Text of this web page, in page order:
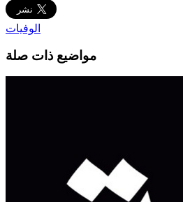
الوفيات
مواضيع ذات صلة